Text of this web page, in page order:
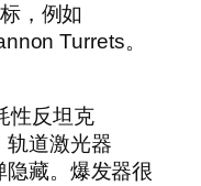
，例如
Turrets。
性反坦克
轨道激光器
隐藏。爆发器很